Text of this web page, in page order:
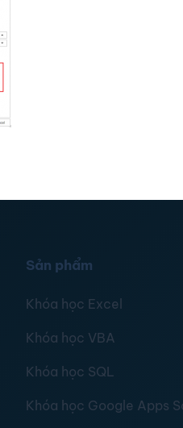
Sản phẩm
Khóa học Excel
Khóa học VBA
Khóa học SQL
Khóa học Google Apps